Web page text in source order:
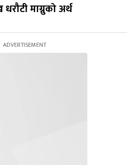
माग्नुको अर्थ